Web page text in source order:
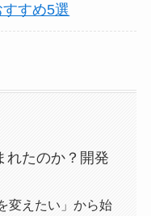
すめ5選
れたのか？開発
変えたい」から始